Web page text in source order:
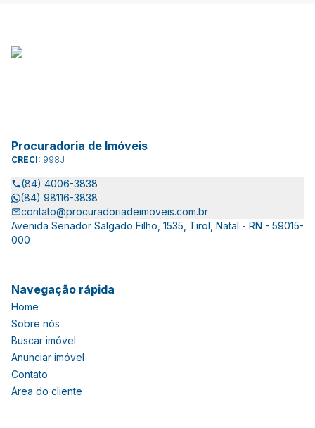
Procuradoria de Imóveis
CRECI: 998J
(84) 4006-3838
(84) 98116-3838
contato@procuradoriadeimoveis.com.br
Avenida Senador Salgado Filho, 1535, Tirol, Natal - RN - 59015-
000
Navegação rápida
Home
Sobre nós
Buscar imóvel
Anunciar imóvel
Contato
Área do cliente